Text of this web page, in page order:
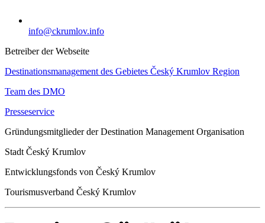
info@ckrumlov.info
Betreiber der Webseite
Destinationsmanagement des Gebietes Český Krumlov Region
Team des DMO
Presseservice
Gründungsmitglieder der Destination Management Organisation
Stadt Český Krumlov
Entwicklungsfonds von Český Krumlov
Tourismusverband Český Krumlov